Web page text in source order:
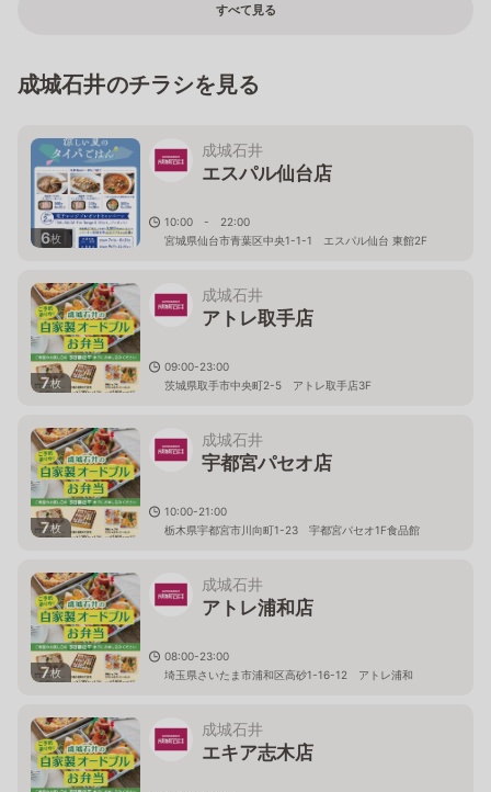
すべて見る
成城石井のチラシを見る
6枚
成城石井
エスパル仙台店
10:00 - 22:00
宮城県仙台市青葉区中央1-1-1 エスパル仙台 東館2F
7枚
成城石井
アトレ取手店
09:00-23:00
茨城県取手市中央町2-5 アトレ取手店3F
7枚
成城石井
宇都宮パセオ店
10:00-21:00
栃木県宇都宮市川向町1-23 宇都宮パセオ1F食品館
7枚
成城石井
アトレ浦和店
08:00-23:00
埼玉県さいたま市浦和区高砂1-16-12 アトレ浦和
成城石井
エキア志木店